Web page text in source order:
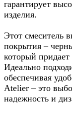
гарантирует
изделия.
Этот смеситель
покрытия –
который
Идеально
обеспечивая
Atelier – это
надежность и